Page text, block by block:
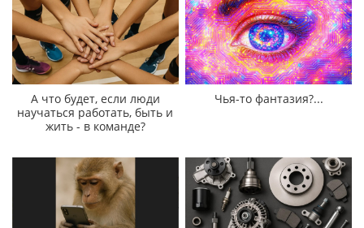
А что будет, если люди
научаться работать, быть и
жить - в команде?
Чья-то фантазия?...